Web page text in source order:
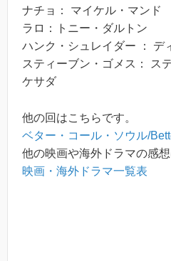
ナチョ： マイケル・マンド
ラロ：トニー・ダルトン
ハンク・シュレイダー ： デ
スティーブン・ゴメス： ス
ケサダ
他の回はこちらです。
ベター・コール・ソウル/
他の映画や海外ドラマの感想
映画・海外ドラマ一覧表